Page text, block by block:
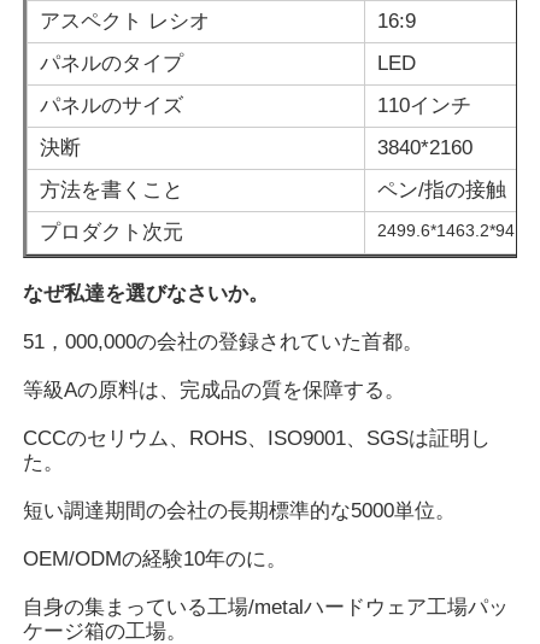
製品
ビデオ
企業情報
アスペクト レシオ
16:9
パネルのタイプ
LED
パネルのサイズ
110インチ
決断
3840*2160
方法を書くこと
ペン/指の接触
プロダクト次元
なぜ私達を選びなさいか。
51，000,000の会社の登録されていた首都。
等級Aの原料は、完成品の質を保障する。
CCCのセリウム、ROHS、ISO9001、SGSは証明し
た。
短い調達期間の会社の長期標準的な5000単位。
OEM/ODMの経験10年のに。
自身の集まっている工場/metalハードウェア工場パッ
ケージ箱の工場。